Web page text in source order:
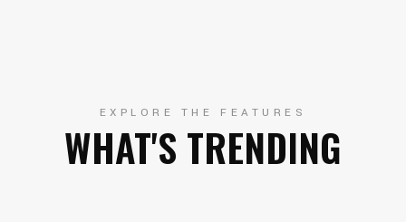
EXPLORE THE FEATURES
WHAT'S TRENDING